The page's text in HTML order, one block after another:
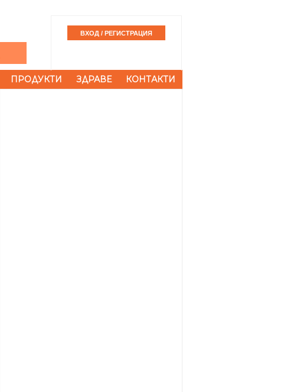
ПРОДУКТИ ЗДРАВЕ КОНТАКТИ